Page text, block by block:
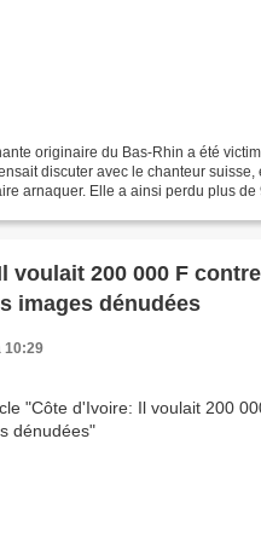
originaire du Bas-Rhin a été
discuter avec le chanteur suisse,
arnaquer. Elle a ainsi perdu plus de
voulait 200 000 F contre
images dénudées
10:29